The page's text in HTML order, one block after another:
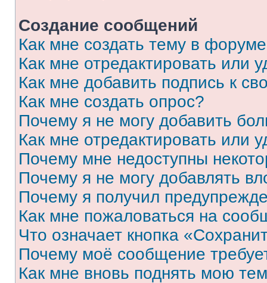
Создание сообщений
Как мне создать тему в
Как мне отредактировать или
Как мне добавить подпись к
Как мне создать опрос?
Почему я не могу добавить
Как мне отредактировать или
Почему мне недоступны
Почему я не могу добавлять
Почему я получил
Как мне пожаловаться на
Что означает кнопка
Почему моё сообщение
Как мне вновь поднять мою